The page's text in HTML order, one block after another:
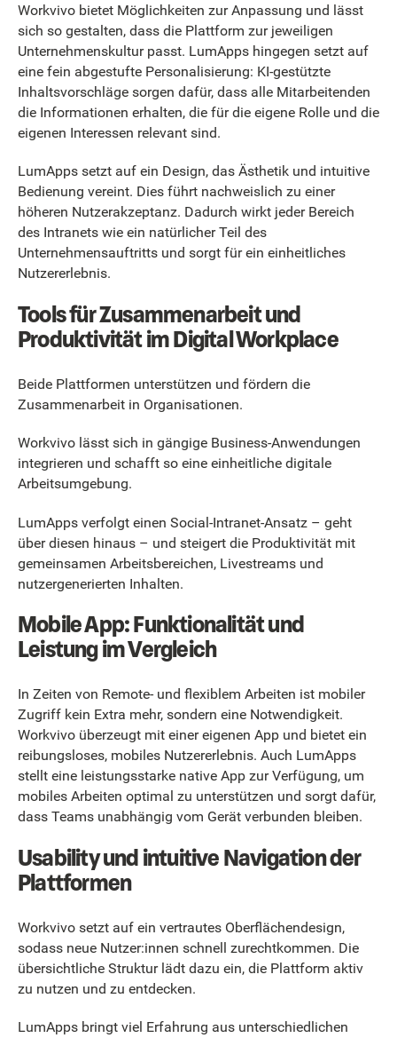
Workvivo bietet Möglichkeiten zur Anpassung und lässt
sich so gestalten, dass die Plattform zur jeweiligen
Unternehmenskultur passt. LumApps hingegen setzt auf
eine fein abgestufte Personalisierung: KI-gestützte
Inhaltsvorschläge sorgen dafür, dass alle Mitarbeitenden
die Informationen erhalten, die für die eigene Rolle und die
eigenen Interessen relevant sind.
LumApps setzt auf ein Design, das Ästhetik und intuitive
Bedienung vereint. Dies führt nachweislich zu einer
höheren Nutzerakzeptanz. Dadurch wirkt jeder Bereich
des Intranets wie ein natürlicher Teil des
Unternehmensauftritts und sorgt für ein einheitliches
Nutzererlebnis.
Tools für Zusammenarbeit und
Produktivität im Digital Workplace
Beide Plattformen unterstützen und fördern die
Zusammenarbeit in Organisationen.
Workvivo lässt sich in gängige Business-Anwendungen
integrieren und schafft so eine einheitliche digitale
Arbeitsumgebung.
LumApps verfolgt einen Social-Intranet-Ansatz – geht
über diesen hinaus – und steigert die Produktivität mit
gemeinsamen Arbeitsbereichen, Livestreams und
nutzergenerierten Inhalten.
Mobile App: Funktionalität und
Leistung im Vergleich
In Zeiten von Remote- und flexiblem Arbeiten ist mobiler
Zugriff kein Extra mehr, sondern eine Notwendigkeit.
Workvivo überzeugt mit einer eigenen App und bietet ein
reibungsloses, mobiles Nutzererlebnis. Auch LumApps
stellt eine leistungsstarke native App zur Verfügung, um
mobiles Arbeiten optimal zu unterstützen und sorgt dafür,
dass Teams unabhängig vom Gerät verbunden bleiben.
Usability und intuitive Navigation der
Plattformen
Workvivo setzt auf ein vertrautes Oberflächendesign,
sodass neue Nutzer:innen schnell zurechtkommen. Die
übersichtliche Struktur lädt dazu ein, die Plattform aktiv
zu nutzen und zu entdecken.
LumApps bringt viel Erfahrung aus unterschiedlichen